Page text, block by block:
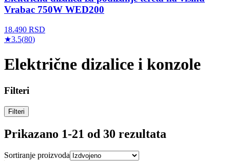
Vrabac 750W WED200
18.490 RSD
★3.5(80)
Električne dizalice i konzole
Filteri
Filteri
Prikazano 1-21 od 30 rezultata
Sortiranje proizvoda